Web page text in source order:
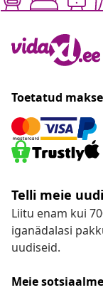
Toetatud
Telli meie
Liitu enam kui
iganädalasi
uudiseid.
Meie